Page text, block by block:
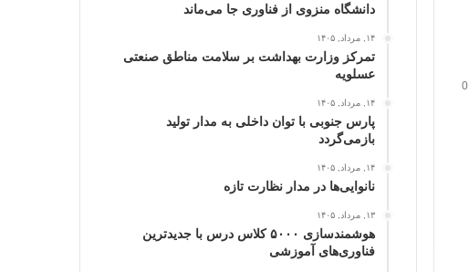
0
دانشگاه منزوی از فناوری جا می‌ماند
۱۴, مرداد, ۱۴۰۵
تمرکز وزارت بهداشت بر سلامت مناطق صنعتی
عسلویه
۱۴, مرداد, ۱۴۰۵
پارس جنوبی با توان داخلی به مدار تولید
بازمی‌گردد
۱۴, مرداد, ۱۴۰۵
نانوایی‌ها در مدار نظارت تازه
۱۳, مرداد, ۱۴۰۵
هوشمندسازی ۵۰۰۰ کلاس درس با جدیدترین
فناوری‌های آموزشی